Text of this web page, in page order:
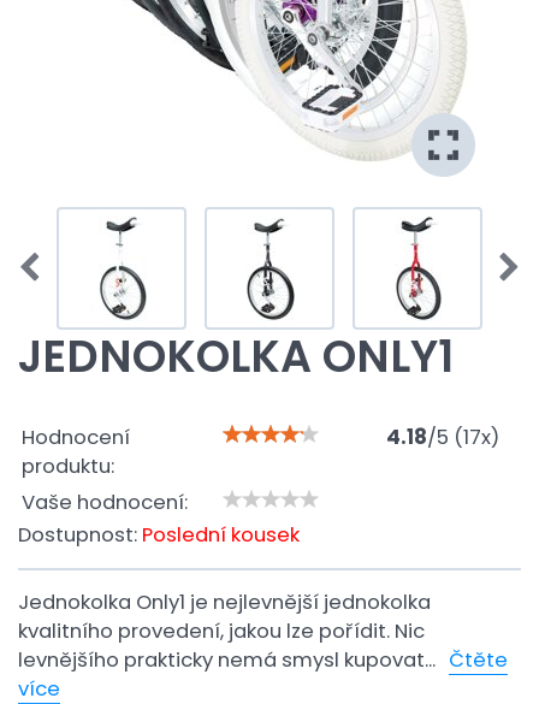
JEDNOKOLKA ONLY1
Hodnocení
produktu:
4.18/5 (17x)
Vaše hodnocení:
Dostupnost: Poslední kousek
Jednokolka Only1 je nejlevnější jednokolka
kvalitního provedení, jakou lze pořídit. Nic
levnějšího prakticky nemá smysl kupovat... Čtěte
více